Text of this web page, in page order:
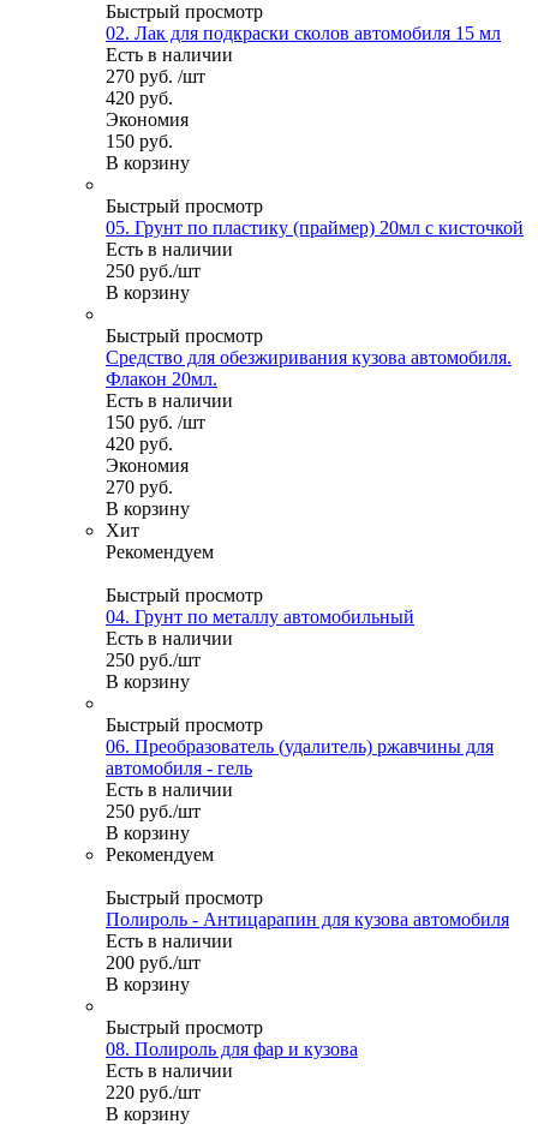
Быстрый просмотр
02. Лак для подкраски сколов автомобиля 15 мл
Есть в наличии
270 руб. /шт
420 руб.
Экономия
150 руб.
В корзину
Быстрый просмотр
05. Грунт по пластику (праймер) 20мл с кисточкой
Есть в наличии
250 руб./шт
В корзину
Быстрый просмотр
Средство для обезжиривания кузова автомобиля.
Флакон 20мл.
Есть в наличии
150 руб. /шт
420 руб.
Экономия
270 руб.
В корзину
Хит
Рекомендуем
Быстрый просмотр
04. Грунт по металлу автомобильный
Есть в наличии
250 руб./шт
В корзину
Быстрый просмотр
06. Преобразователь (удалитель) ржавчины для
автомобиля - гель
Есть в наличии
250 руб./шт
В корзину
Рекомендуем
Быстрый просмотр
Полироль - Антицарапин для кузова автомобиля
Есть в наличии
200 руб./шт
В корзину
Быстрый просмотр
08. Полироль для фар и кузова
Есть в наличии
220 руб./шт
В корзину